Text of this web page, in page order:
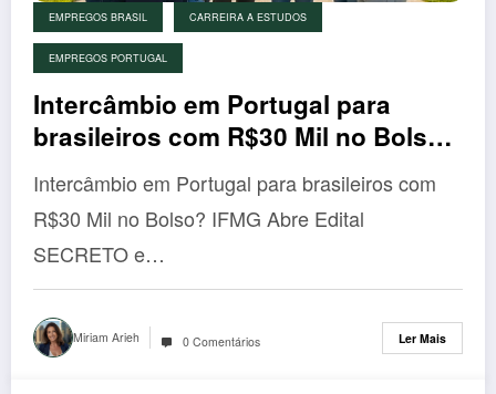
EMPREGOS BRASIL CARREIRA A ESTUDOS
EMPREGOS PORTUGAL
Intercâmbio em Portugal para
brasileiros com R$30 Mil no Bolso?
IFMG Abre Edital SECRETO e o
Tempo Está Correndo!
Intercâmbio em Portugal para brasileiros com
R$30 Mil no Bolso? IFMG Abre Edital
SECRETO e…
Miriam Arieh 0 Comentários Ler Mais